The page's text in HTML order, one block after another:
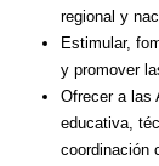
regional y
Estimular,
y promover
Ofrecer a las
educativa,
coordinación